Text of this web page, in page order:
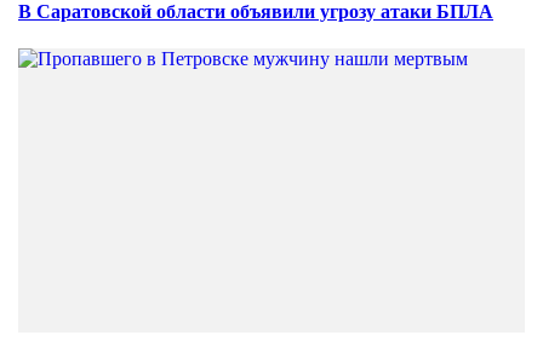
В Саратовской области объявили угрозу атаки БПЛА